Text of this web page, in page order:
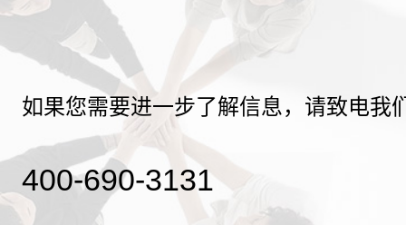
如果您需要进一步了解信息，请致电我
400-690-3131